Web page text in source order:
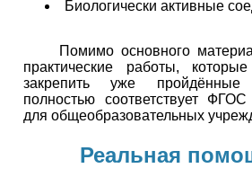
Биологически активные
Помимо основного
практические работы,
закрепить уже
полностью соответствует
для общеобразовательных
Реальная